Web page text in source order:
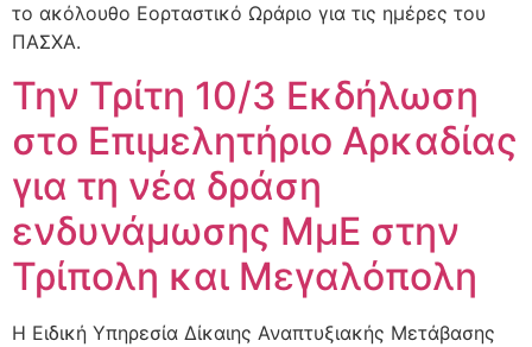
το ακόλουθο Εορταστικό Ωράριο για τις ημέρες του
ΠΑΣΧΑ.
Την Τρίτη 10/3 Εκδήλωση
στο Επιμελητήριο Αρκαδίας
για τη νέα δράση
ενδυνάμωσης ΜμΕ στην
Τρίπολη και Μεγαλόπολη
Η Ειδική Υπηρεσία Δίκαιης Αναπτυξιακής Μετάβασης